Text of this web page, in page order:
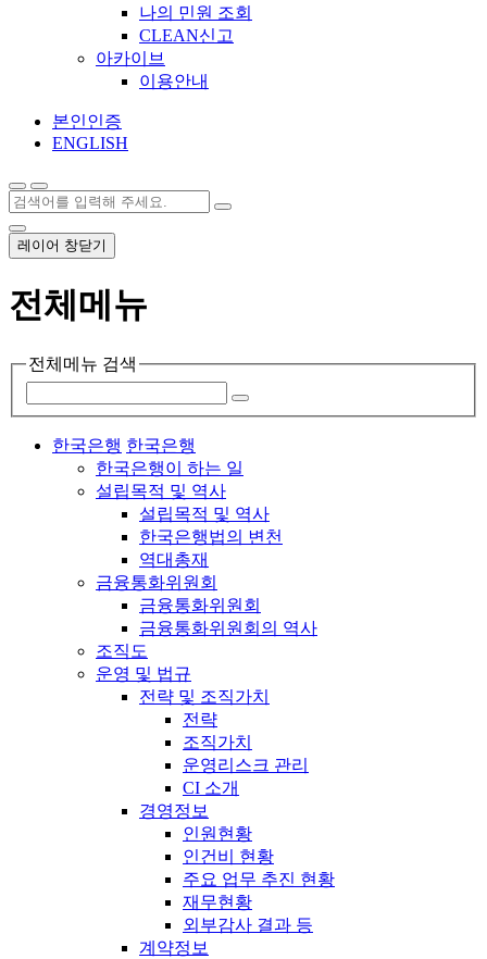
나의 민원 조회
CLEAN신고
아카이브
이용안내
본인인증
ENGLISH
레이어 창닫기
전체메뉴
전체메뉴 검색
한국은행 한국은행
한국은행이 하는 일
설립목적 및 역사
설립목적 및 역사
한국은행법의 변천
역대총재
금융통화위원회
금융통화위원회
금융통화위원회의 역사
조직도
운영 및 법규
전략 및 조직가치
전략
조직가치
운영리스크 관리
CI 소개
경영정보
인원현황
인건비 현황
주요 업무 추진 현황
재무현황
외부감사 결과 등
계약정보